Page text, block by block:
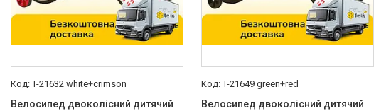
Конструкція вилки
Жорстка 15
Кількість коліс велосипеда
T-21632 white+crimson
Велосипед двоколісний дитячий
T-21649 green+red
Велосипед двоколісний дитячий